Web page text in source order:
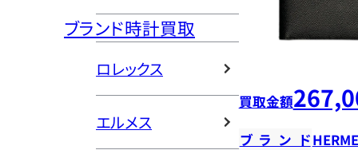
ブランド時計買取
ロレックス
エルメス
買取金額
ブランド